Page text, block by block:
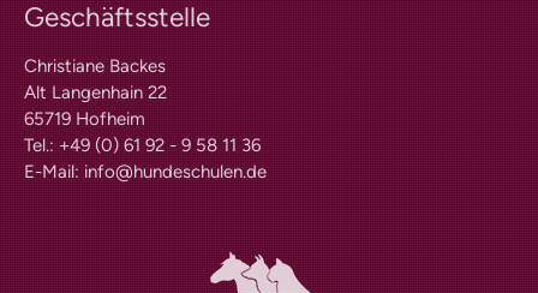
Geschäftsstelle
Christiane Backes
Alt Langenhain 22
65719 Hofheim
Tel.: +49 (0) 61 92 - 9 58 11 36
E-Mail: info@hundeschulen.de